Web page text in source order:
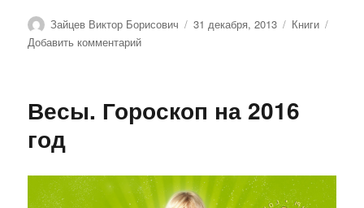
Автор
Зайцев Виктор Борисович Опубликовано
31 декабря, 2013 Рубрики
Книги
Добавить комментарийк
система
теории
к
Весы. Гороскоп на 2016
год